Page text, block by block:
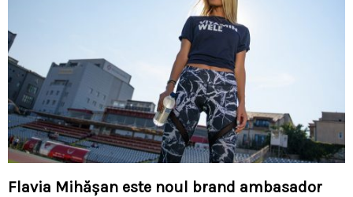
Flavia Mihășan este noul brand ambasador